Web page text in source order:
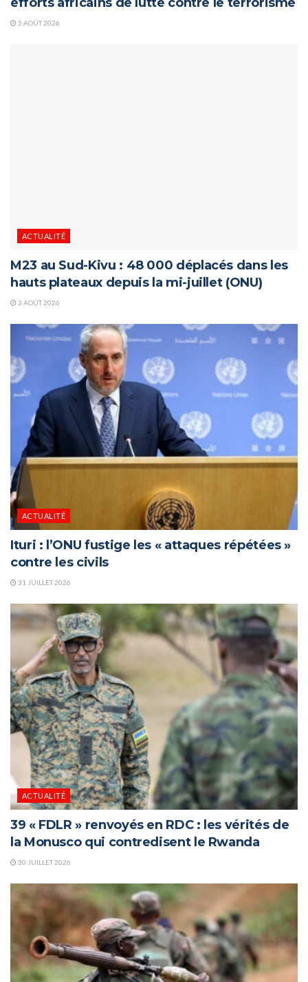
5 AOÛT 2026
ACTUALITÉ
M23 au Sud-Kivu : 48 000 déplacés dans les
hauts plateaux depuis la mi-juillet (ONU)
3 AOÛT 2026
ACTUALITÉ
Ituri : l’ONU fustige les « attaques répétées »
contre les civils
31 JUILLET 2026
ACTUALITÉ
39 « FDLR » renvoyés en RDC : les vérités de
la Monusco qui contredisent le Rwanda
30 JUILLET 2026